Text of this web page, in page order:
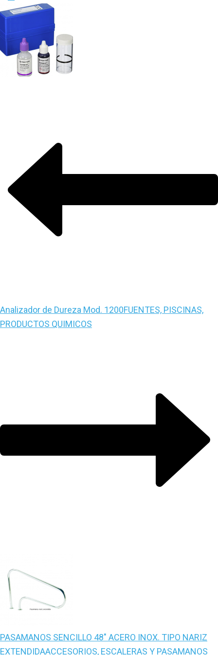
Analizador de Dureza Mod. 1200FUENTES, PISCINAS,
PRODUCTOS QUIMICOS
PASAMANOS SENCILLO 48″ ACERO INOX. TIPO NARIZ
EXTENDIDAACCESORIOS, ESCALERAS Y PASAMANOS